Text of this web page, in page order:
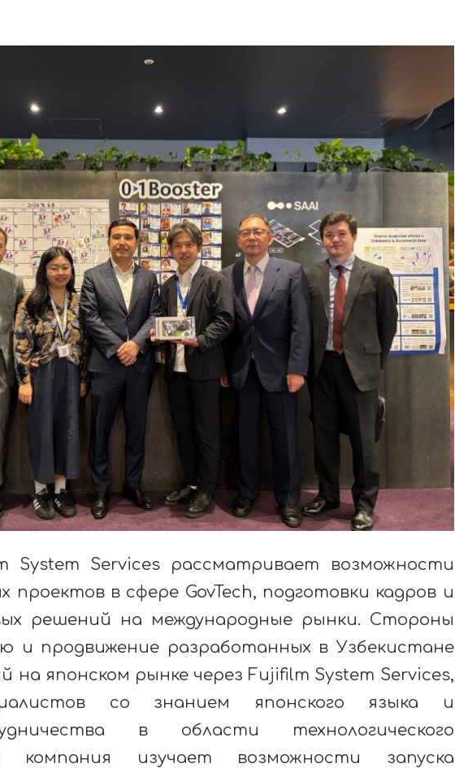
System Services рассматривает возможности
проектов в сфере GovTech, подготовки кадров и
решений на международные рынки. Стороны
и продвижение разработанных в Узбекистане
на японском рынке через Fujifilm System Services,
со знанием японского языка и
в области технологического
компания изучает возможности запуска